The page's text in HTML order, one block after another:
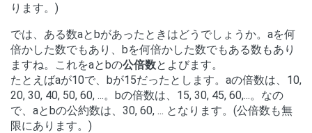
ります。)
では、ある数aとbがあったときはどうでしょうか。aを何
倍かした数でもあり、bを何倍かした数でもある数もあり
ますね。これをaとbの公倍数とよびます。
たとえばaが10で、bが15だったとします。aの倍数は、10,
20, 30, 40, 50, 60, ...。bの倍数は、15, 30, 45, 60,...。なの
で、aとbの公約数は、30, 60, ... となります。(公倍数も無
限にあります。)